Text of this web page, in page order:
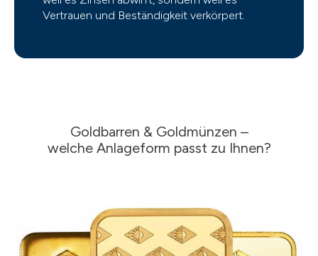
Vertrauen und Beständigkeit verkörpert.
Goldbarren & Goldmünzen –
welche Anlageform passt zu Ihnen?